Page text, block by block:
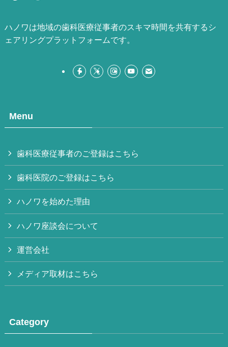
ハノワは地域の歯科医療従事者のスキマ時間を共有するシ
ェアリングプラットフォームです。
Menu
歯科医療従事者のご登録はこちら
歯科医院のご登録はこちら
ハノワを始めた理由
ハノワ座談会について
運営会社
メディア取材はこちら
Category